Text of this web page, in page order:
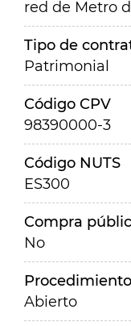
red de Metro
Tipo de
Patrimonial
Código CPV
98390000-3
Código NUTS
ES300
Compra
No
Abierto